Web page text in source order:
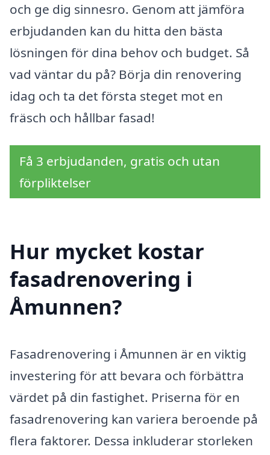
och ge dig sinnesro. Genom att jämföra
erbjudanden kan du hitta den bästa
lösningen för dina behov och budget. Så
vad väntar du på? Börja din renovering
idag och ta det första steget mot en
fräsch och hållbar fasad!
Få 3 erbjudanden, gratis och utan
förpliktelser
Hur mycket kostar
fasadrenovering i
Åmunnen?
Fasadrenovering i Åmunnen är en viktig
investering för att bevara och förbättra
värdet på din fastighet. Priserna för en
fasadrenovering kan variera beroende på
flera faktorer. Dessa inkluderar storleken